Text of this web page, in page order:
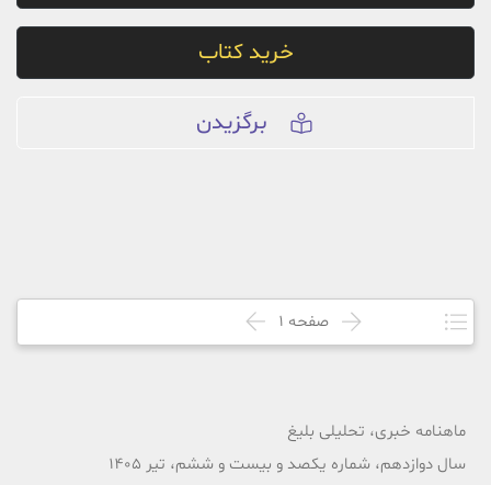
خرید کتاب
برگزیدن
صفحه 1
ماهنامه خبری، تحلیلی بلیغ
سال دوازدهم، شماره یکصد و بیست و ششم، تیر 1405